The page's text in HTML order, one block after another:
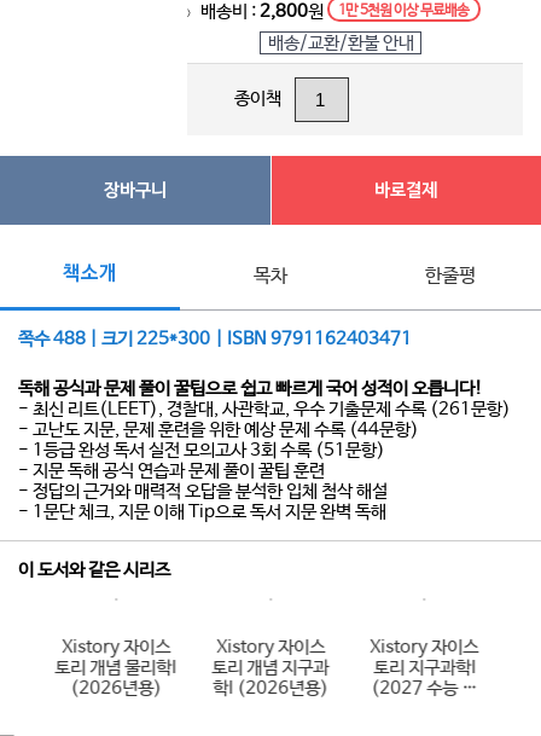
> 배송비 :2,800원 1만 5천원 이상 무료배송
배송/교환/환불 안내
종이책
장바구니 바로결제
책소개 목차 한줄평
쪽수 488 | 크기 225*300 | ISBN 9791162403471
독해 공식과 문제 풀이 꿀팁으로 쉽고 빠르게 국어 성적이 오릅니다!
- 최신 리트(LEET), 경찰대, 사관학교, 우수 기출문제 수록 (261문항)
- 고난도 지문, 문제 훈련을 위한 예상 문제 수록 (44문항)
- 1등급 완성 독서 실전 모의고사 3회 수록 (51문항)
- 지문 독해 공식 연습과 문제 풀이 꿀팁 훈련
- 정답의 근거와 매력적 오답을 분석한 입체 첨삭 해설
- 1문단 체크, 지문 이해 Tip으로 독서 지문 완벽 독해
이 도서와 같은 시리즈
Xistory 자이스
토리 개념 물리학I
(2026년용)
Xistory 자이스
토리 개념 지구과
학I (2026년용)
Xistory 자이스
토리 지구과학I
(2027 수능 대